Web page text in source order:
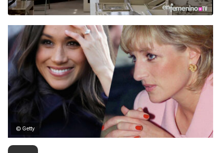
© Getty